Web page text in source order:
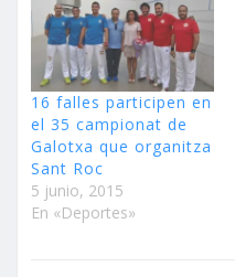
16 falles participen en
el 35 campionat de
Galotxa que organitza
Sant Roc
5 junio, 2015
En «Deportes»